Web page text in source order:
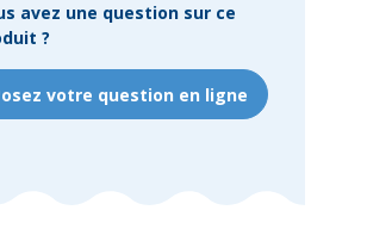
avez une question sur ce
?
votre question en ligne